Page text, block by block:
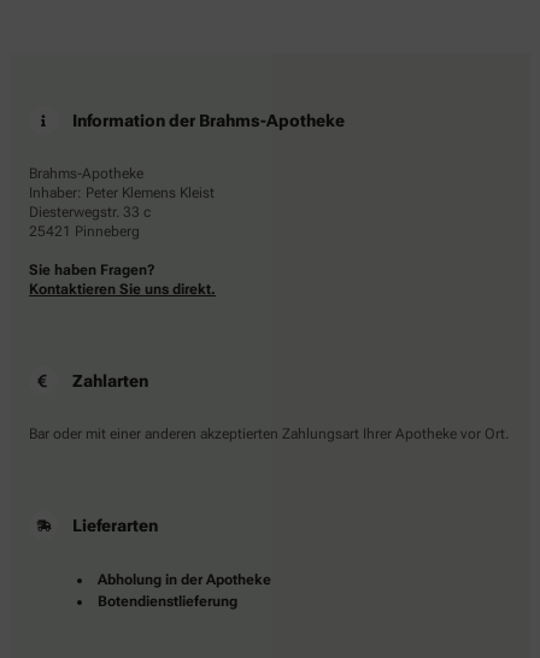
Information der Brahms-Apotheke
Brahms-Apotheke
Inhaber: Peter Klemens Kleist
Diesterwegstr. 33 c
25421 Pinneberg
Sie haben Fragen?
Kontaktieren Sie uns direkt.
Zahlarten
Bar oder mit einer anderen akzeptierten Zahlungsart Ihrer Apotheke vor Ort.
Lieferarten
Abholung in der Apotheke
Botendienstlieferung